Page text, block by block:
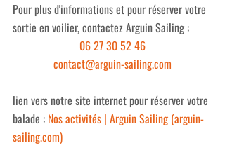
Pour plus d'informations et pour réserver votre
sortie en voilier, contactez Arguin Sailing :
06 27 30 52 46
contact@arguin-sailing.com
lien vers notre site internet pour réserver votre
balade : Nos activités | Arguin Sailing (arguin-
sailing.com)